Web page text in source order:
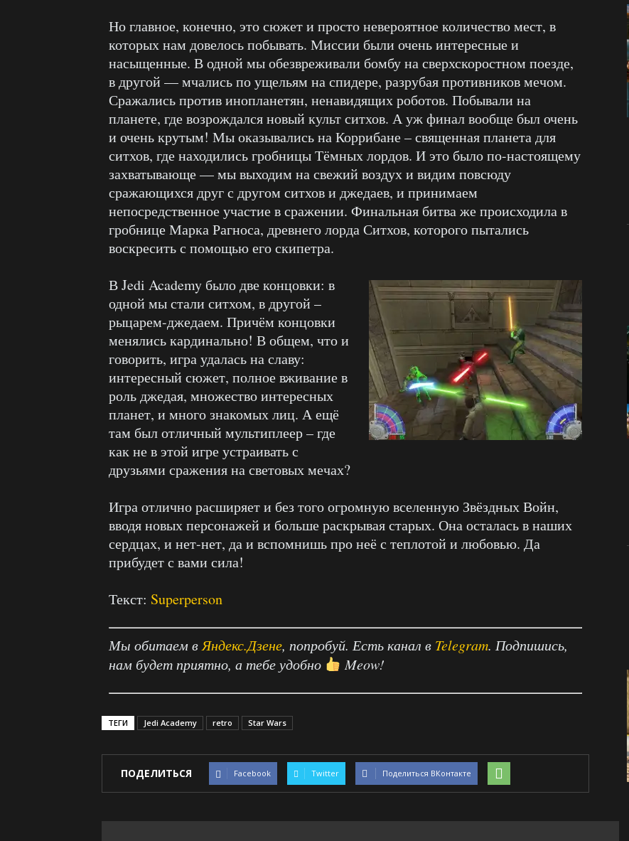
Но главное, конечно, это сюжет и просто невероятное количество мест, в
которых нам довелось побывать. Миссии были очень интересные и
насыщенные. В одной мы обезвреживали бомбу на сверхскоростном поезде,
в другой — мчались по ущельям на спидере, разрубая противников мечом.
Сражались против инопланетян, ненавидящих роботов. Побывали на
планете, где возрождался новый культ ситхов. А уж финал вообще был очень
и очень крутым! Мы оказывались на Коррибане – священная планета для
ситхов, где находились гробницы Тёмных лордов. И это было по-настоящему
захватывающе — мы выходим на свежий воздух и видим повсюду
сражающихся друг с другом ситхов и джедаев, и принимаем
непосредственное участие в сражении. Финальная битва же происходила в
гробнице Марка Рагноса, древнего лорда Ситхов, которого пытались
воскресить с помощью его скипетра.
В Jedi Academy было две концовки: в
одной мы стали ситхом, в другой –
рыцарем-джедаем. Причём концовки
менялись кардинально! В общем, что и
говорить, игра удалась на славу:
интересный сюжет, полное вживание в
роль джедая, множество интересных
планет, и много знакомых лиц. А ещё
там был отличный мультиплеер – где
как не в этой игре устраивать с
друзьями сражения на световых мечах?
Игра отлично расширяет и без того огромную вселенную Звёздных Войн,
вводя новых персонажей и больше раскрывая старых. Она осталась в наших
сердцах, и нет-нет, да и вспомнишь про неё с теплотой и любовью. Да
прибудет с вами сила!
Текст: Superperson
Мы обитаем в Яндекс.Дзене, попробуй. Есть канал в Telegram. Подпишись,
нам будет приятно, а тебе удобно
Meow!
ТЕГИ Jedi Academy retro Star Wars
ПОДЕЛИТЬСЯ Facebook Twitter Поделиться ВКонтакте